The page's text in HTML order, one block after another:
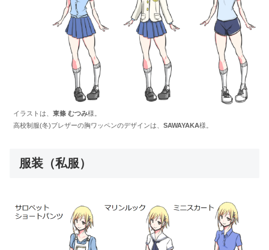
イラストは、 東條 むつみ様。
高校制服(冬)ブレザーの胸ワッペンのデザインは、 SAWAYAKA様。
服装（私服）